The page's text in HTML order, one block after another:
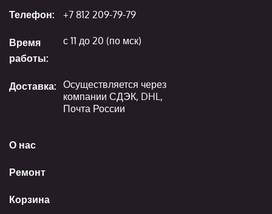
О нас
Ремонт
Корзина
Телефон: +7 812 209-79-79
Время
работы:
с 11 до 20 (по мск)
Доставка: Осуществляется через
компании СДЭК, DHL,
Почта России